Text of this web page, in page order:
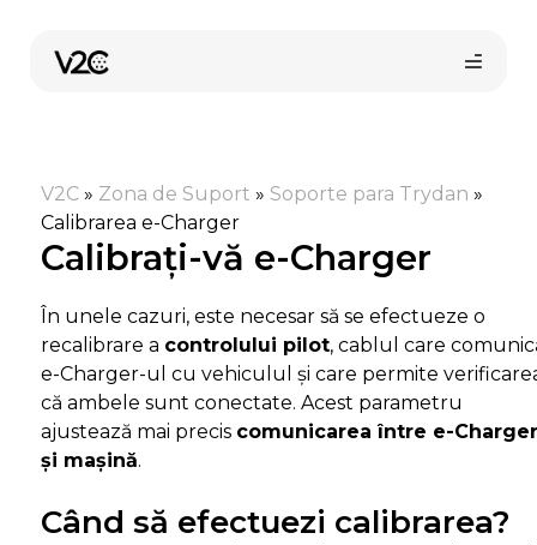
conținut
Cumpără online
V2C » Zona de Suport » Soporte para Trydan »
Calibrarea e-Charger
Calibrați-vă e-Charger
În unele cazuri, este necesar să se efectueze o
recalibrare a controlului pilot, cablul care
e-Charger-ul cu vehiculul și care permite
că ambele sunt conectate. Acest parametru
ajustează mai precis comunicarea între e-Charger
și mașină.
Când să efectuezi calibrarea?